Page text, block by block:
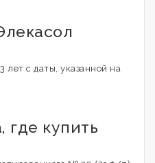
лет с даты, указанной на
где купить